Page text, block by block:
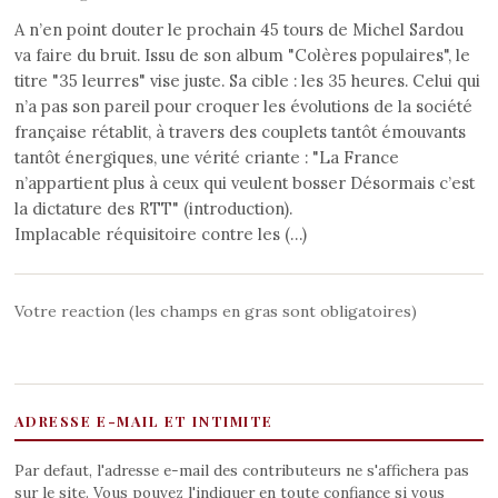
A n’en point douter le prochain 45 tours de Michel Sardou
va faire du bruit. Issu de son album "Colères populaires", le
titre "35 leurres" vise juste. Sa cible : les 35 heures. Celui qui
n’a pas son pareil pour croquer les évolutions de la société
française rétablit, à travers des couplets tantôt émouvants
tantôt énergiques, une vérité criante : "La France
n’appartient plus à ceux qui veulent bosser Désormais c’est
la dictature des RTT" (introduction).
Implacable réquisitoire contre les (…)
Votre reaction (les champs en gras sont obligatoires)
ADRESSE E-MAIL ET INTIMITE
Par defaut, l'adresse e-mail des contributeurs ne s'affichera pas
sur le site. Vous pouvez l'indiquer en toute confiance si vous